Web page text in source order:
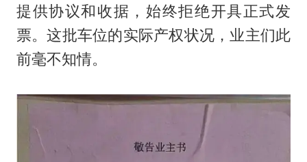
提供协议和收据，始终拒绝开具正式发
票。这批车位的实际产权状况，业主们此
前毫不知情。